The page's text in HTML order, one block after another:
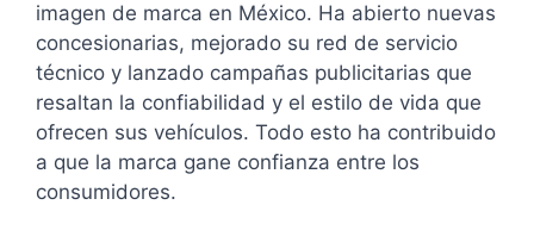
imagen de marca en México. Ha abierto nuevas
concesionarias, mejorado su red de servicio
técnico y lanzado campañas publicitarias que
resaltan la confiabilidad y el estilo de vida que
ofrecen sus vehículos. Todo esto ha contribuido
a que la marca gane confianza entre los
consumidores.